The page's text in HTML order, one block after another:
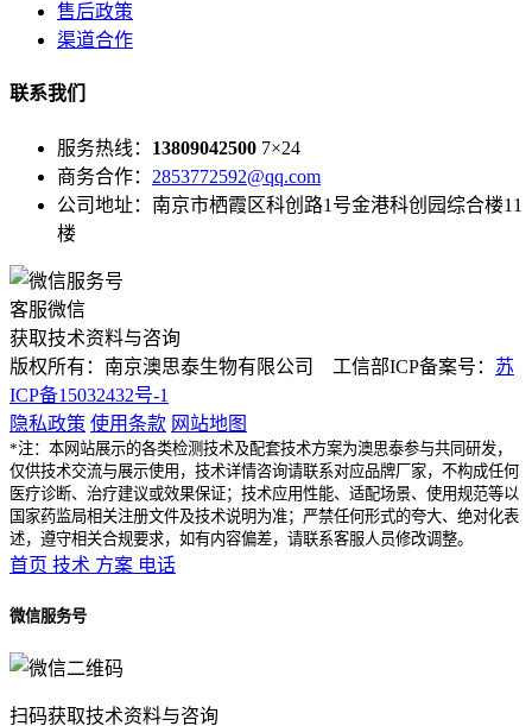
售后政策
渠道合作
联系我们
服务热线： 13809042500 7×24
商务合作： 2853772592@qq.com
公司地址：南京市栖霞区科创路1号金港科创园综合楼11
楼
客服微信
获取技术资料与咨询
版权所有：南京澳思泰生物有限公司 工信部ICP备案号： 苏
ICP备15032432号-1
隐私政策 使用条款 网站地图
*注：本网站展示的各类检测技术及配套技术方案为澳思泰参与共同研发，
仅供技术交流与展示使用，技术详情咨询请联系对应品牌厂家，不构成任何
医疗诊断、治疗建议或效果保证；技术应用性能、适配场景、使用规范等以
国家药监局相关注册文件及技术说明为准；严禁任何形式的夸大、绝对化表
述，遵守相关合规要求，如有内容偏差，请联系客服人员修改调整。
首页 技术 方案 电话
微信服务号
扫码获取技术资料与咨询